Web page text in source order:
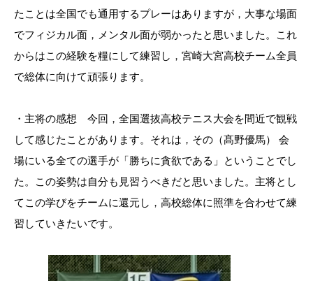
たことは全国でも通用するプレーはありますが，大事な場面
でフィジカル面，メンタル面が弱かったと思いました。これ
からはこの経験を糧にして練習し，宮崎大宮高校チーム全員
で総体に向けて頑張ります。
・主将の感想 今回，全国選抜高校テニス大会を間近で観戦
して感じたことがあります。それは，その（髙野優馬） 会
場にいる全ての選手が「勝ちに貪欲である」ということでし
た。この姿勢は自分も見習うべきだと思いました。主将とし
てこの学びをチームに還元し，高校総体に照準を合わせて練
習していきたいです。